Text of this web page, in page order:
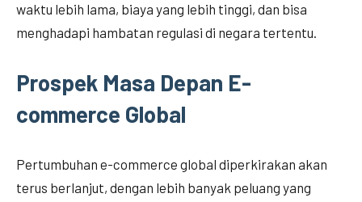
waktu lebih lama, biaya yang lebih tinggi, dan bisa
menghadapi hambatan regulasi di negara tertentu.
Prospek Masa Depan E-
commerce Global
Pertumbuhan e-commerce global diperkirakan akan
terus berlanjut, dengan lebih banyak peluang yang